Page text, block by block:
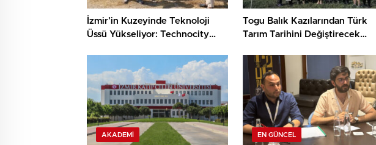
İzmir’in Kuzeyinde Teknoloji
Üssü Yükseliyor: Technocity
Togu Balık Kazılarından Türk
Tarım Tarihini Değiştirecek
AKADEMI EN GÜNCEL